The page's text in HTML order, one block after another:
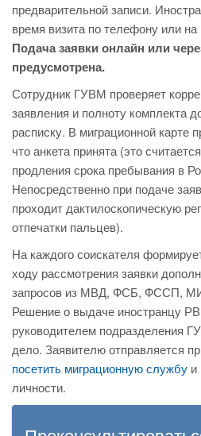
предварительной записи.
время визита по телефону или на
Подача заявки онлайн или
предусмотрена.
Сотрудник ГУВМ проверяет
заявления и полноту комплекта
расписку. В миграционной карте
что анкета принята (это
продления срока пребывания в
Непосредственно при подаче
проходит дактилоскопическую
отпечатки пальцев).
На каждого соискателя
ходу рассмотрения заявки
запросов из МВД, ФСБ, ФССП,
Решение о выдаче иностранцу
руководителем подразделения
дело. Заявителю отправляется
посетить миграционную службу и
личности.